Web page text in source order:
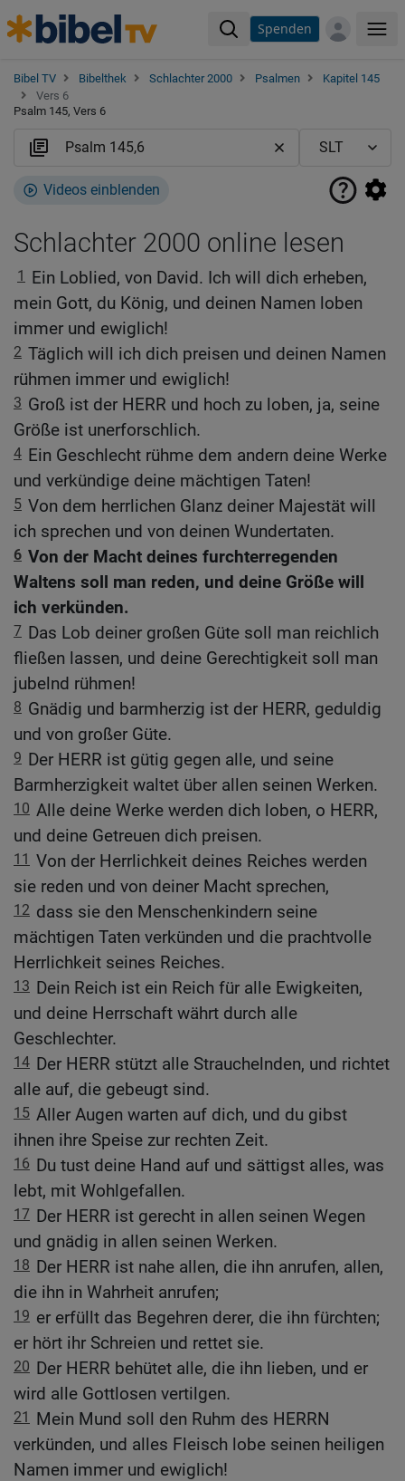
Spenden
Bibel TV Bibelthek Schlachter 2000 Psalmen
Kapitel 145
Vers 6
Psalm 145, Vers 6
Videos einblenden
Schlachter 2000 online lesen
1 Ein Loblied, von David. Ich will dich erheben,
mein Gott, du König, und deinen Namen loben
immer und ewiglich!
2 Täglich will ich dich preisen und deinen Namen
rühmen immer und ewiglich!
3 Groß ist der HERR und hoch zu loben, ja, seine
Größe ist unerforschlich.
4 Ein Geschlecht rühme dem andern deine Werke
und verkündige deine mächtigen Taten!
5 Von dem herrlichen Glanz deiner Majestät will
ich sprechen und von deinen Wundertaten.
6 Von der Macht deines furchterregenden
Waltens soll man reden, und deine Größe will
ich verkünden.
7 Das Lob deiner großen Güte soll man reichlich
fließen lassen, und deine Gerechtigkeit soll man
jubelnd rühmen!
8 Gnädig und barmherzig ist der HERR, geduldig
und von großer Güte.
9 Der HERR ist gütig gegen alle, und seine
Barmherzigkeit waltet über allen seinen Werken.
10 Alle deine Werke werden dich loben, o HERR,
und deine Getreuen dich preisen.
11 Von der Herrlichkeit deines Reiches werden
sie reden und von deiner Macht sprechen,
12 dass sie den Menschenkindern seine
mächtigen Taten verkünden und die prachtvolle
Herrlichkeit seines Reiches.
13 Dein Reich ist ein Reich für alle Ewigkeiten,
und deine Herrschaft währt durch alle
Geschlechter.
14 Der HERR stützt alle Strauchelnden, und richtet
alle auf, die gebeugt sind.
15 Aller Augen warten auf dich, und du gibst
ihnen ihre Speise zur rechten Zeit.
16 Du tust deine Hand auf und sättigst alles, was
lebt, mit Wohlgefallen.
17 Der HERR ist gerecht in allen seinen Wegen
und gnädig in allen seinen Werken.
18 Der HERR ist nahe allen, die ihn anrufen, allen,
die ihn in Wahrheit anrufen;
19 er erfüllt das Begehren derer, die ihn fürchten;
er hört ihr Schreien und rettet sie.
20 Der HERR behütet alle, die ihn lieben, und er
wird alle Gottlosen vertilgen.
21 Mein Mund soll den Ruhm des HERRN
verkünden, und alles Fleisch lobe seinen heiligen
Namen immer und ewiglich!